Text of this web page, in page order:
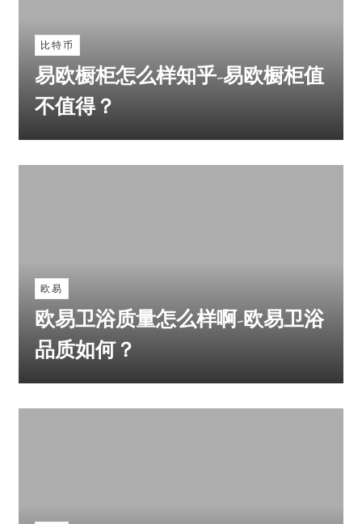
比特币
易欧橱柜怎么样知乎-易欧橱柜值
不值得？
欧易
欧易卫浴质量怎么样啊-欧易卫浴
品质如何？